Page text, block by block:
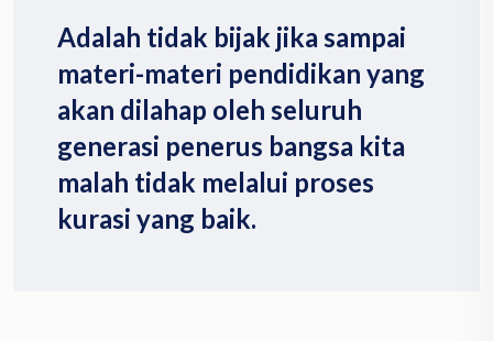
Adalah tidak bijak jika sampai
materi-materi pendidikan yang
akan dilahap oleh seluruh
generasi penerus bangsa kita
malah tidak melalui proses
kurasi yang baik.